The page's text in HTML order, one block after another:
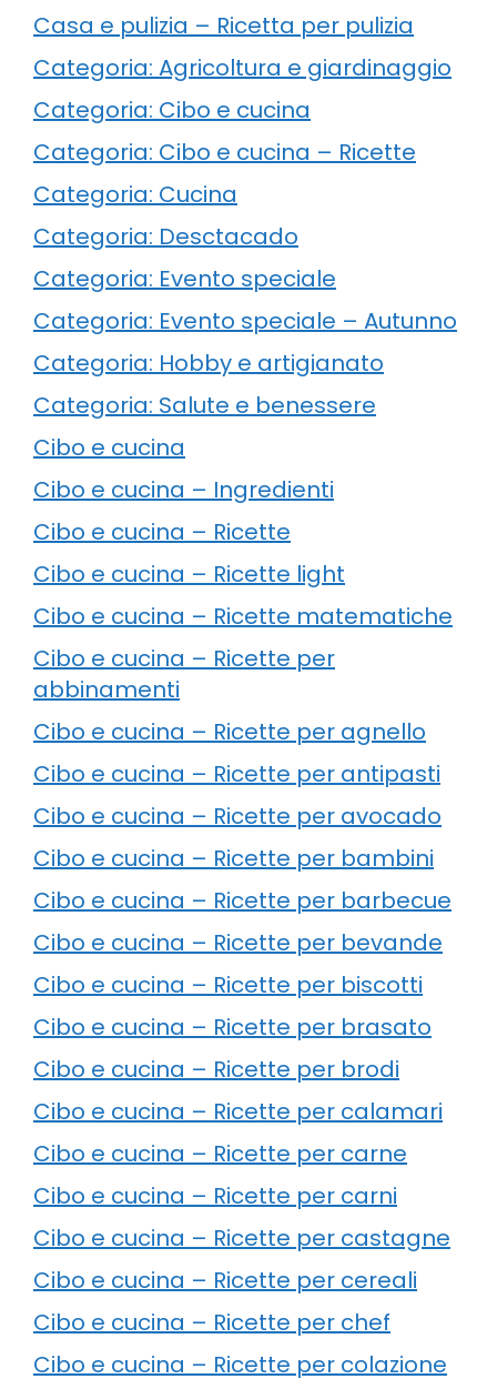
Casa e pulizia – Ricetta per pulizia
Categoria: Agricoltura e giardinaggio
Categoria: Cibo e cucina
Categoria: Cibo e cucina – Ricette
Categoria: Cucina
Categoria: Desctacado
Categoria: Evento speciale
Categoria: Evento speciale – Autunno
Categoria: Hobby e artigianato
Categoria: Salute e benessere
Cibo e cucina
Cibo e cucina – Ingredienti
Cibo e cucina – Ricette
Cibo e cucina – Ricette light
Cibo e cucina – Ricette matematiche
Cibo e cucina – Ricette per
abbinamenti
Cibo e cucina – Ricette per agnello
Cibo e cucina – Ricette per antipasti
Cibo e cucina – Ricette per avocado
Cibo e cucina – Ricette per bambini
Cibo e cucina – Ricette per barbecue
Cibo e cucina – Ricette per bevande
Cibo e cucina – Ricette per biscotti
Cibo e cucina – Ricette per brasato
Cibo e cucina – Ricette per brodi
Cibo e cucina – Ricette per calamari
Cibo e cucina – Ricette per carne
Cibo e cucina – Ricette per carni
Cibo e cucina – Ricette per castagne
Cibo e cucina – Ricette per cereali
Cibo e cucina – Ricette per chef
Cibo e cucina – Ricette per colazione